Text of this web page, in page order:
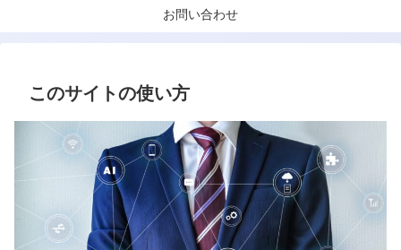
お問い合わせ
このサイトの使い方